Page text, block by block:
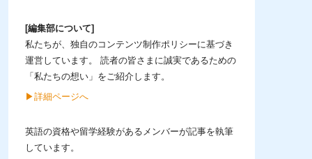
[編集部について]
私たちが、独自のコンテンツ制作ポリシーに基づき
運営しています。 読者の皆さまに誠実であるための
「私たちの想い」をご紹介します。
▶︎詳細ページへ
英語の資格や留学経験があるメンバーが記事を執筆
しています。